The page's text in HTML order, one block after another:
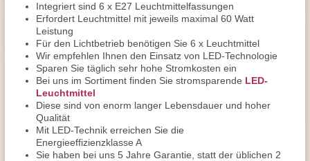
Integriert sind 6 x E27 Leuchtmittelfassungen
Erfordert Leuchtmittel mit jeweils maximal 60 Watt
Leistung
Für den Lichtbetrieb benötigen Sie 6 x Leuchtmittel
Wir empfehlen Ihnen den Einsatz von LED-Technologie
Sparen Sie täglich sehr hohe Stromkosten ein
Bei uns im Sortiment finden Sie stromsparende LED-
Leuchtmittel
Diese sind von enorm langer Lebensdauer und hoher
Qualität
Mit LED-Technik erreichen Sie die
Energieeffizienzklasse A
Sie haben bei uns 5 Jahre Garantie, statt der üblichen 2